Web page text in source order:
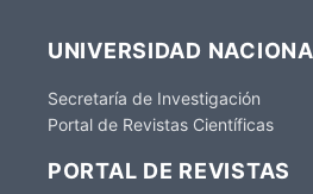
UNIVERSIDAD
Secretaría de Investigación
Portal de Revistas Científicas
PORTAL DE REVISTAS